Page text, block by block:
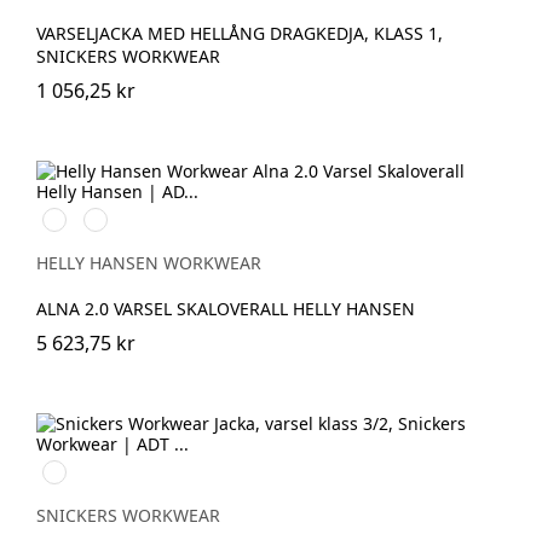
VARSELJACKA MED HELLÅNG DRAGKEDJA, KLASS 1,
SNICKERS WORKWEAR
1 056,25 kr
369
YELLOW/EBONY
269
ORANGE/EBONY
HELLY HANSEN WORKWEAR
ALNA 2.0 VARSEL SKALOVERALL HELLY HANSEN
5 623,75 kr
High
Visibility
Orange\Navy
SNICKERS WORKWEAR